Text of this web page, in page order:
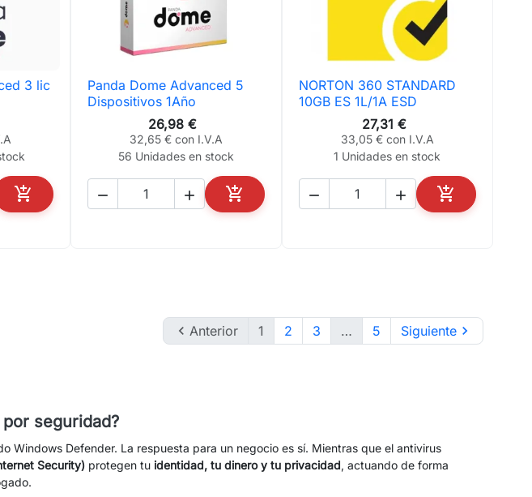
3 lic

AÑADIR AL CARRITO
 Vista rápida
Panda Dome Advanced 5
Dispositivos 1Año
26,98 €
32,65 € con I.V.A
56 Unidades en stock
  
AÑADIR AL CARRITO
 Vista rápida
NORTON 360 STANDARD
10GB ES 1L/1A ESD
27,31 €
33,05 € con I.V.A
1 Unidades en stock
  
AÑADIR AL
 Anterior 1 2 3 … 5 Siguiente
seguridad?
Windows Defender. La respuesta para un negocio es sí. Mientras que el antivirus
Security) protegen tu identidad, tu dinero y tu privacidad, actuando de forma